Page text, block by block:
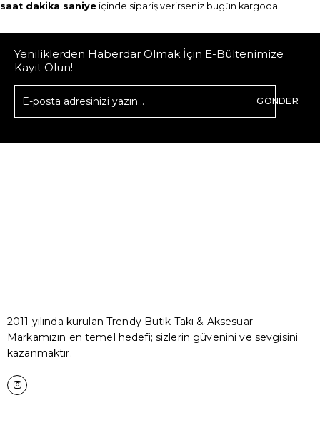
saat dakika saniye içinde sipariş verirseniz bugün kargoda!
Yeniliklerden Haberdar Olmak İçin E-Bültenimize
Kayıt Olun!
GÖNDER
2011 yılında kurulan Trendy Butik Takı & Aksesuar
Markamızın en temel hedefi; sizlerin güvenini ve sevgisini
kazanmaktır.